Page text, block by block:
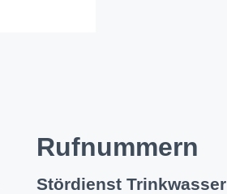
Rufnummern
Stördienst Trinkwasser